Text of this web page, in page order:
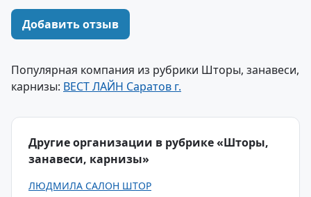
Добавить отзыв
Популярная компания из рубрики Шторы, занавеси,
карнизы: ВЕСТ ЛАЙН Саратов г.
Другие организации в рубрике «Шторы,
занавеси, карнизы»
ЛЮДМИЛА САЛОН ШТОР